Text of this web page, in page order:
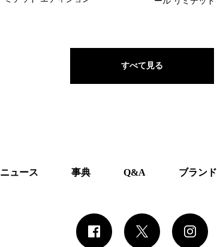
すべて見る
ニュース 事典 Q&A ブランド